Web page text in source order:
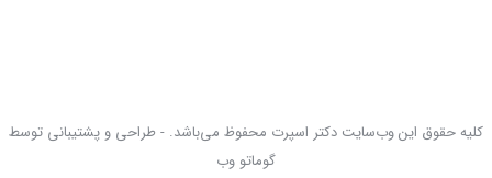
کلیه حقوق این وب‌سایت دکتر اسپرت محفوظ می‌باشد. - طراحی و پشتیبانی توسط
گوماتو وب